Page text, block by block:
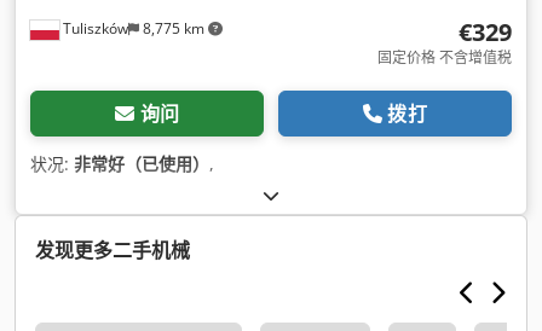
Tuliszków 8,775 km €329
固定价格 不含增值税
询问 拨打
状况: 非常好（已使用） ,
发现更多二手机械